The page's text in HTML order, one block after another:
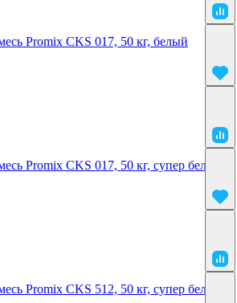
Promix CKS 017, 50 кг, белый
Promix CKS 017, 50 кг, супер белый
Promix CKS 512, 50 кг, супер белый